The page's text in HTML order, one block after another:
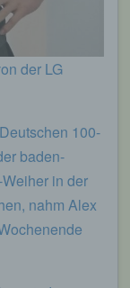
der LG
100-
baden-
in der
nahm Alex